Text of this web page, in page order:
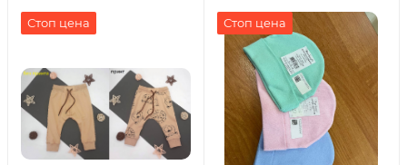
Стоп цена Стоп цена